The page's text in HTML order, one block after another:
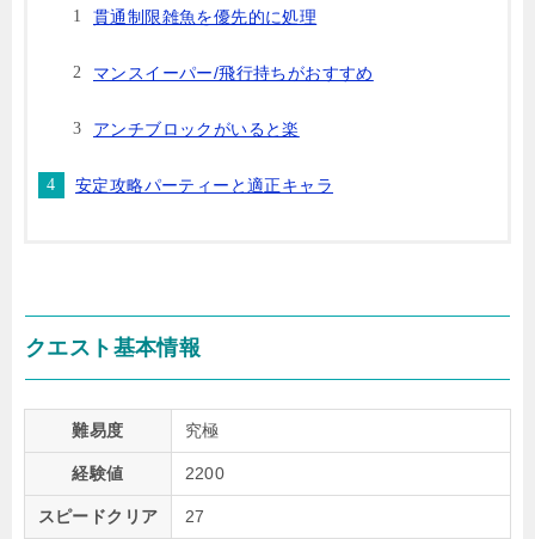
貫通制限雑魚を優先的に処理
マンスイーパー/飛行持ちがおすすめ
アンチブロックがいると楽
安定攻略パーティーと適正キャラ
クエスト基本情報
難易度 究極
経験値 2200
スピードクリア 27